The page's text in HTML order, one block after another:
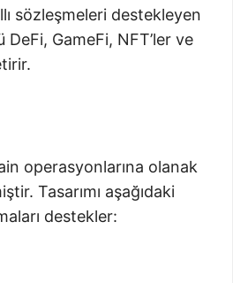
sözleşmeleri destekleyen
GameFi, NFT’ler ve
operasyonlarına olanak
Tasarımı aşağıdaki
destekler: